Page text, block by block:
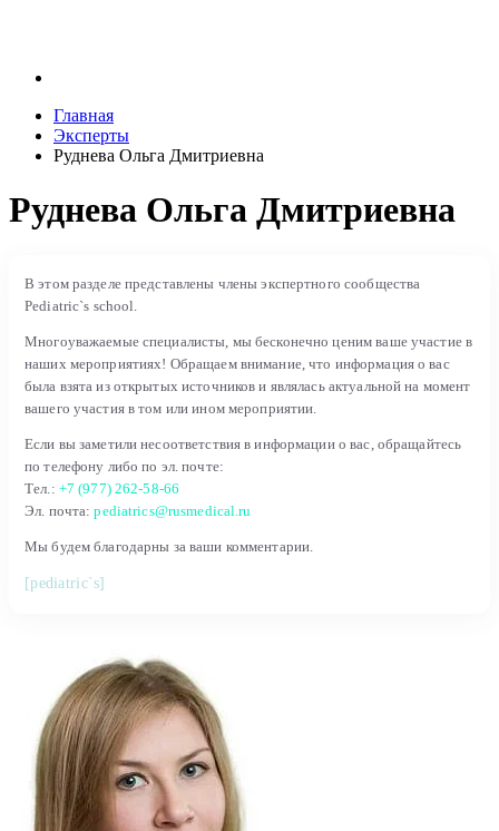
Главная
Эксперты
Руднева Ольга Дмитриевна
Руднева Ольга Дмитриевна
В этом разделе представлены члены экспертного сообщества
Pediatric`s school.
Многоуважаемые специалисты, мы бесконечно ценим ваше участие в
наших мероприятиях! Обращаем внимание, что информация о вас
была взята из открытых источников и являлась актуальной на момент
вашего участия в том или ином мероприятии.
Если вы заметили несоответствия в информации о вас, обращайтесь
по телефону либо по эл. почте:
Тел.: +7 (977) 262-58-66
Эл. почта:pediatrics@rusmedical.ru
Мы будем благодарны за ваши комментарии.
[pediatric`s]